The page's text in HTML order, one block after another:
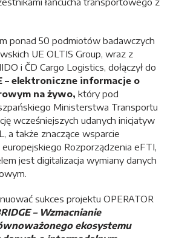
ponad 50 podmiotów badawczych
UE OLTIS Group, wraz z
i ČD Cargo Logistics, dołączył do
– elektroniczne informacje o
na żywo, który pod
Ministerstwa Transportu
wcześniejszych udanych inicjatyw
a także znaczące wsparcie
Rozporządzenia eFTI,
jest digitalizacja wymiany danych
sukces projektu OPERATOR
– Wzmacnianie
ekosystemu